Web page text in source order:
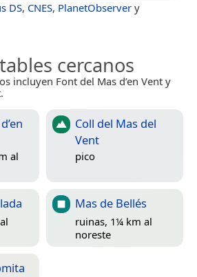
DS, CNES, PlanetObserver y
cercanos
incluyen Font del Mas d’en Vent y
al
Coll del Mas del
Vent
pico
Mas de Bellés
ruinas, 1¼ km al
noreste